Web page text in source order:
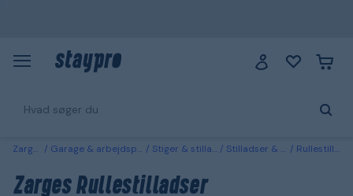
Zarges Garage & arbejdsplads Stiger & stilladser Stilladser & bukke Rullestilladser
Zarges Rullestilladser